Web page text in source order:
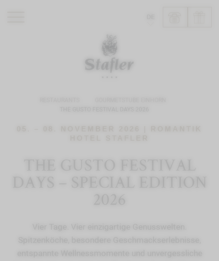
ROMANTIK HOTEL
RESTAURANTS
THE GUSTO FESTIVAL
DAYS – SPECIAL EDITION
2026